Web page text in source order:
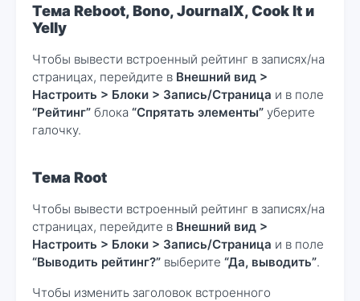
Тема Reboot, Bono, JournalX, Cook It и
Yelly
Чтобы вывести встроенный рейтинг в записях/на
страницах, перейдите в Внешний вид >
Настроить > Блоки > Запись/Страница и в поле
“Рейтинг” блока “Спрятать элементы” уберите
галочку.
Тема Root
Чтобы вывести встроенный рейтинг в записях/на
страницах, перейдите в Внешний вид >
Настроить > Блоки > Запись/Страница и в поле
“Выводить рейтинг?” выберите “Да, выводить”.
Чтобы изменить заголовок встроенного